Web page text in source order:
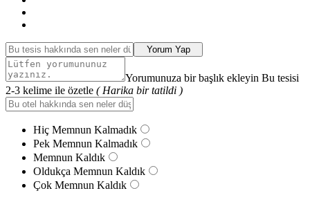
Yorum Yap
Yorumunuza bir başlık ekleyin Bu tesisi
2-3 kelime ile özetle ( Harika bir tatildi )
Hiç Memnun Kalmadık
Pek Memnun Kalmadık
Memnun Kaldık
Oldukça Memnun Kaldık
Çok Memnun Kaldık